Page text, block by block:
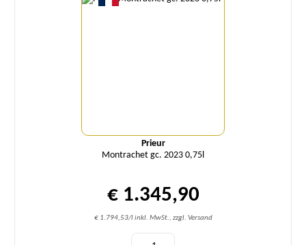
Prieur
Montrachet gc. 2023 0,75l
€ 1.345,90
€ 1.794,53/l inkl. MwSt., zzgl. Versand